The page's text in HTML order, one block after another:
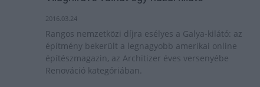
2016.03.24
Rangos nemzetközi díjra esélyes a Galya-kilátó: az
építmény bekerült a legnagyobb amerikai online
építészmagazin, az Architizer éves versenyébe
Renováció kategóriában.